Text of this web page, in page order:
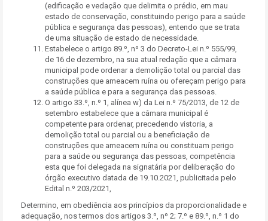
(edificação e vedação que delimita o prédio, em mau
estado de conservação, constituindo perigo para a saúde
pública e segurança das pessoas), entendo que se trata
de uma situação de estado de necessidade.
Estabelece o artigo 89.º, nº 3 do Decreto-Lei n.º 555/99,
de 16 de dezembro, na sua atual redação que a câmara
municipal pode ordenar a demolição total ou parcial das
construções que ameacem ruína ou ofereçam perigo para
a saúde pública e para a segurança das pessoas.
O artigo 33.º, n.º 1, alínea w) da Lei n.º 75/2013, de 12 de
setembro estabelece que a câmara municipal é
competente para ordenar, precedendo vistoria, a
demolição total ou parcial ou a beneficiação de
construções que ameacem ruína ou constituam perigo
para a saúde ou segurança das pessoas, competência
esta que foi delegada na signatária por deliberação do
órgão executivo datada de 19.10.2021, publicitada pelo
Edital n.º 203/2021,
Determino, em obediência aos princípios da proporcionalidade e
adequação, nos termos dos artigos 3.º, nº 2; 7.º e 89.º, n.º 1 do